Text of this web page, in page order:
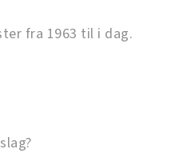
fra 1963 til i dag.